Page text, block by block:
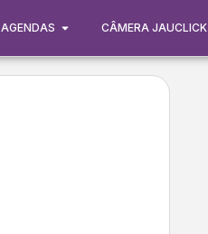
AGENDAS CÂMERA JAUCLICK